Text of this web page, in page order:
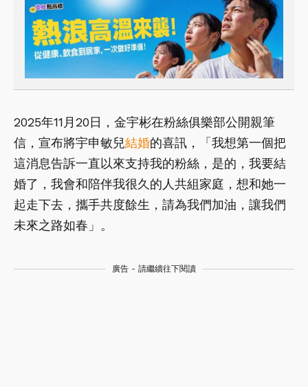
2025年11月20日，金宇彬在粉絲俱樂部公開親筆
信，宣布將宇申敏兒結婚的喜訊，「我想第一個把
這消息告訴一直以來支持我的粉絲，是的，我要結
婚了，我會和陪伴我很久的人共組家庭，想和她一
起走下去，攜手共度餘生，請為我們加油，讓我們
未來之路如春」。
廣告 - 請繼續往下閱讀